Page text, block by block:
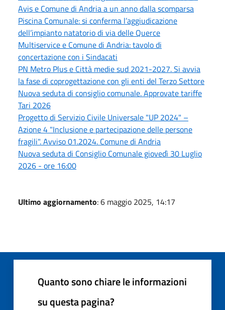
Avis e Comune di Andria a un anno dalla scomparsa
Piscina Comunale: si conferma l’aggiudicazione
dell’impianto natatorio di via delle Querce
Multiservice e Comune di Andria: tavolo di
concertazione con i Sindacati
PN Metro Plus e Città medie sud 2021-2027. Si avvia
la fase di coprogettazione con gli enti del Terzo Settore
Nuova seduta di consiglio comunale. Approvate tariffe
Tari 2026
Progetto di Servizio Civile Universale "UP 2024" –
Azione 4 "Inclusione e partecipazione delle persone
fragili". Avviso 01.2024. Comune di Andria
Nuova seduta di Consiglio Comunale giovedì 30 Luglio
2026 - ore 16:00
Ultimo aggiornamento: 6 maggio 2025, 14:17
Quanto sono chiare le informazioni
su questa pagina?